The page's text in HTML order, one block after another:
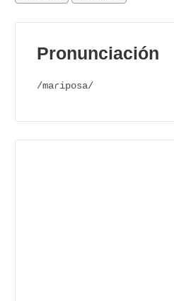
Pronunciación
/maɾiposa/